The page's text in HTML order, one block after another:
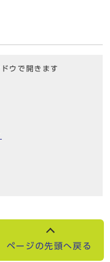
ウで開きます
ページの先頭へ戻る